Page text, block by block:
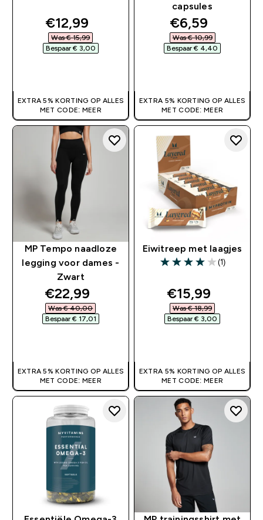
discounted price
€12,99‎
Was € 15,99‎
Bespaar € 3,00‎
EXTRA 5% KORTING OP ALLES
MET CODE: MEER
capsules
discounted
€6,59‎
Was € 10,99‎
Bespaar € 4,40‎
EXTRA 5% KORTING OP ALLES
MET CODE: MEER
MP Tempo naadloze
legging voor dames -
Zwart
discounted price
€22,99‎
Was € 40,00‎
Bespaar € 17,01‎
EXTRA 5% KORTING OP ALLES
MET CODE: MEER
Eiwitreep met laagjes
4 out of 5 stars
(1)
discounted
€15,99‎
Was € 18,99‎
Bespaar € 3,00‎
EXTRA 5% KORTING OP ALLES
MET CODE: MEER